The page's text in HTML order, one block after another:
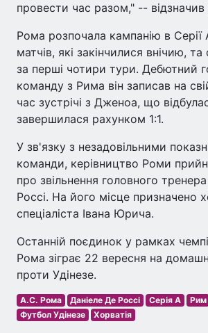
провести час разом," --
Рома розпочала кампанію в Серії
матчів, які закінчилися внічию,
за перші чотири тури. Дебютний
команду з Рима він записав на
час зустрічі з Дженоа, що
завершилася рахунком 1:1.
У зв'язку з незадовільними
команди, керівництво Роми
про звільнення головного
Россі. На його місце призначено
спеціаліста Івана Юрича.
Останній поєдинок у рамках
Рома зіграє 22 вересня на
проти Удінезе.
А.С. Рома Даніеле Де Россі Серія A Рим
Футбол Удінезе
Хорватія